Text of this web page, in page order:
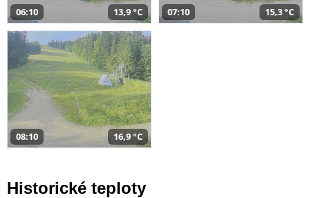
06:10 13,9 °C 07:10 15,3 °C
08:10 16,9 °C
Historické teploty